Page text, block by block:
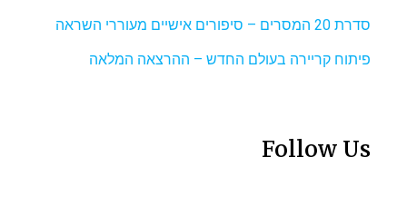
סדרת 20 המסרים – סיפורים אישיים מעוררי השראה
פיתוח קריירה בעולם החדש – ההרצאה המלאה
Follow Us